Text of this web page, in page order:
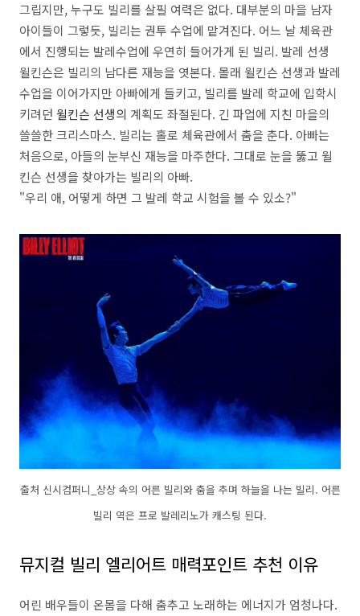
그립지만, 누구도 빌리를 살필 여력은 없다. 대부분의 마을 남자
아이들이 그렇듯, 빌리는 권투 수업에 맡겨진다. 어느 날 체육관
에서 진행되는 발레수업에 우연히 들어가게 된 빌리. 발레 선생
윌킨슨은 빌리의 남다른 재능을 엿본다. 몰래 윌킨슨 선생과 발레
수업을 이어가지만 아빠에게 들키고, 빌리를 발레 학교에 입학시
키려던 윌킨슨 선생의 계획도 좌절된다. 긴 파업에 지친 마을의
쓸쓸한 크리스마스. 빌리는 홀로 체육관에서 춤을 춘다. 아빠는
처음으로, 아들의 눈부신 재능을 마주한다. 그대로 눈을 뚫고 윌
킨슨 선생을 찾아가는 빌리의 아빠.
"우리 애, 어떻게 하면 그 발레 학교 시험을 볼 수 있소?"
출처 신시컴퍼니_상상 속의 어른 빌리와 춤을 추며 하늘을 나는 빌리. 어른
빌리 역은 프로 발레리노가 캐스팅 된다.
뮤지컬 빌리 엘리어트 매력포인트 추천 이유
어린 배우들이 온몸을 다해 춤추고 노래하는 에너지가 엄청나다.